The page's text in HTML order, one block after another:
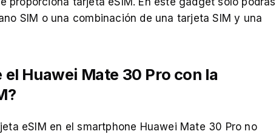
SIM o una combinación de una tarjeta SIM y una
Huawei Mate 30 Pro con la
eSIM en el smartphone Huawei Mate 30 Pro no